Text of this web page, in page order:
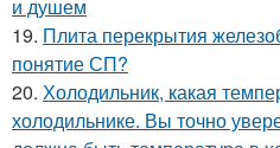
и душем
19. Плита перекрытия
понятие СП?
20. Холодильник, какая
холодильнике. Вы точно